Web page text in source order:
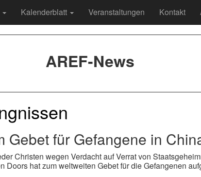
Kalenderblatt Veranstaltungen Kontakt
AREF-News
Gebet für Gefangene in
Christen wegen Verdacht auf Verrat von
Doors hat zum weltweiten Gebet für die Gefangenen